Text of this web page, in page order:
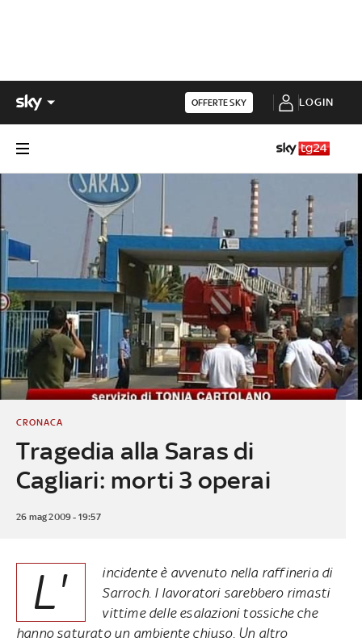
OFFERTE SKY LOGIN
Tragedia alla Saras di
Cagliari: morti 3 operai
CRONACA
26 mag 2009 - 19:57
L'
incidente è avvenuto nella raffineria di
Sarroch. I lavoratori sarebbero rimasti
vittime delle esalazioni tossiche che
hanno saturato un ambiente chiuso. Un altro